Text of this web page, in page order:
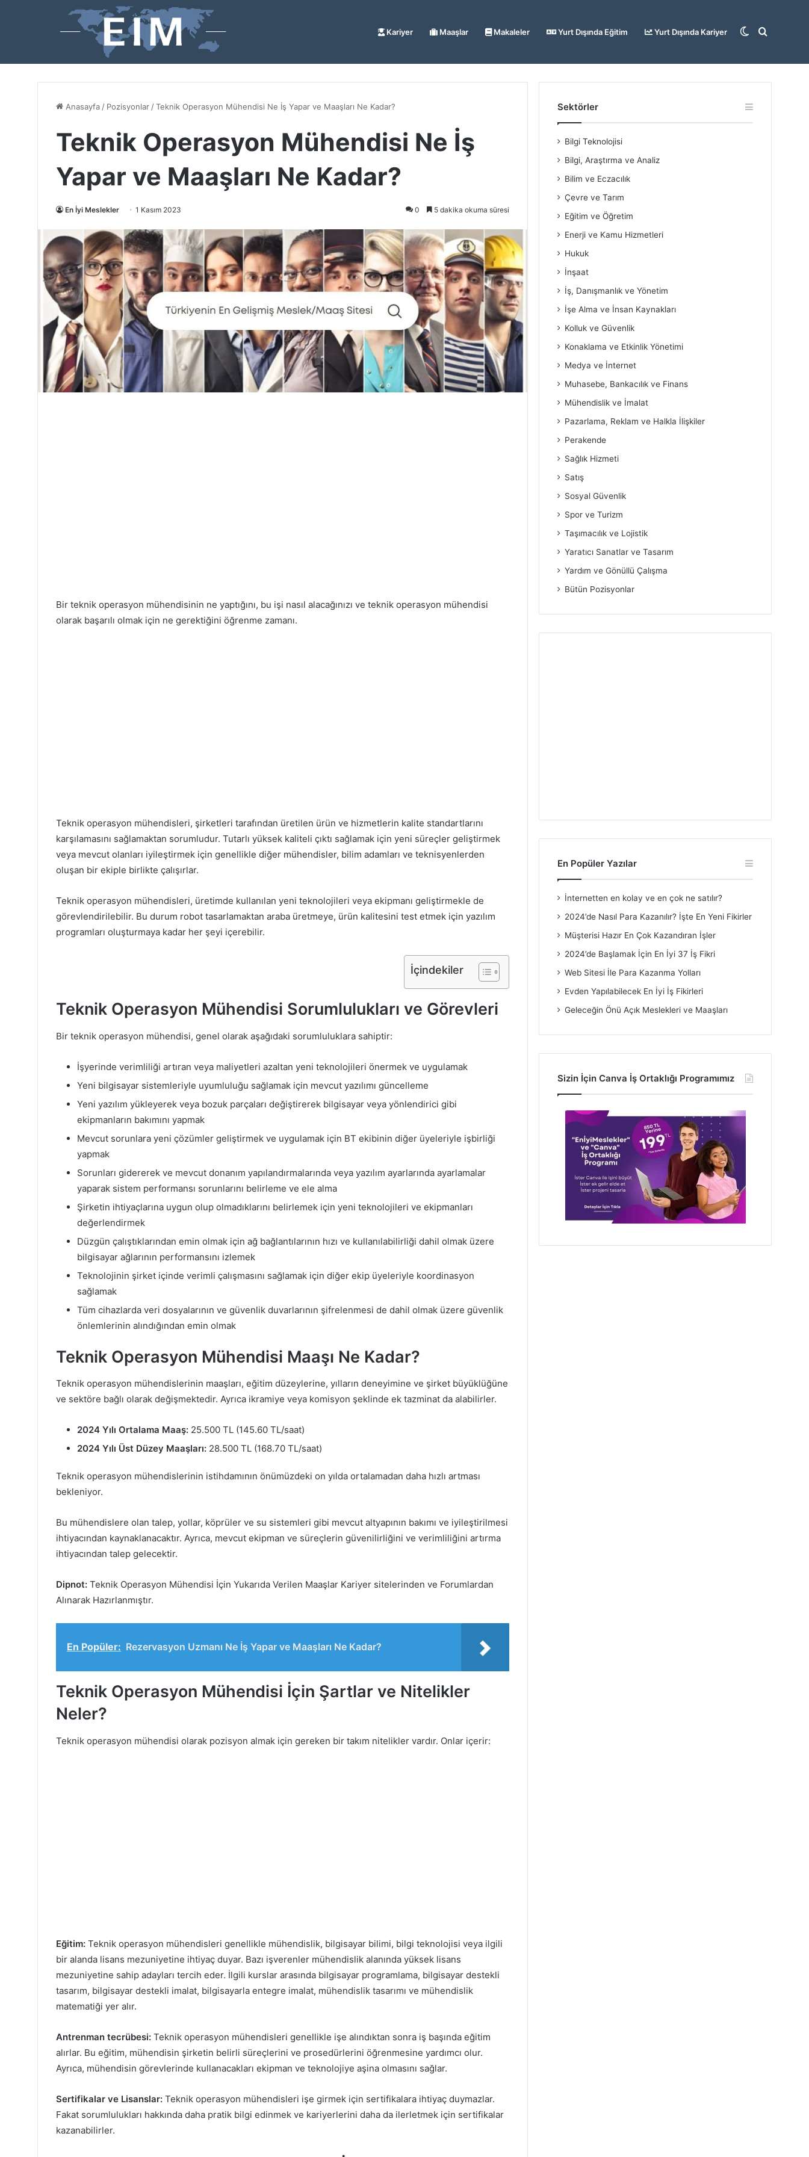
Kariyer Maaşlar Makaleler Yurt Dışında Eğitim Yurt Dışında Kariyer Arama
Dış
Anasayfa / Pozisyonlar /Teknik Operasyon Mühendisi Ne İş Yapar ve Maaşları Ne Kadar?
Teknik Operasyon Mühendisi Ne İş
Yapar ve Maaşları Ne Kadar?
En İyi Meslekler 1 Kasım 2023 0 5 dakika okuma süresi
Bir teknik operasyon mühendisinin ne yaptığını, bu işi nasıl alacağınızı ve teknik operasyon mühendisi
olarak başarılı olmak için ne gerektiğini öğrenme zamanı.
Teknik operasyon mühendisleri, şirketleri tarafından üretilen ürün ve hizmetlerin kalite standartlarını
karşılamasını sağlamaktan sorumludur. Tutarlı yüksek kaliteli çıktı sağlamak için yeni süreçler geliştirmek
veya mevcut olanları iyileştirmek için genellikle diğer mühendisler, bilim adamları ve teknisyenlerden
oluşan bir ekiple birlikte çalışırlar.
Teknik operasyon mühendisleri, üretimde kullanılan yeni teknolojileri veya ekipmanı geliştirmekle de
görevlendirilebilir. Bu durum robot tasarlamaktan araba üretmeye, ürün kalitesini test etmek için yazılım
programları oluşturmaya kadar her şeyi içerebilir.
İçindekiler
Teknik Operasyon Mühendisi Sorumlulukları ve Görevleri
Bir teknik operasyon mühendisi, genel olarak aşağıdaki sorumluluklara sahiptir:
İşyerinde verimliliği artıran veya maliyetleri azaltan yeni teknolojileri önermek ve uygulamak
Yeni bilgisayar sistemleriyle uyumluluğu sağlamak için mevcut yazılımı güncelleme
Yeni yazılım yükleyerek veya bozuk parçaları değiştirerek bilgisayar veya yönlendirici gibi
ekipmanların bakımını yapmak
Mevcut sorunlara yeni çözümler geliştirmek ve uygulamak için BT ekibinin diğer üyeleriyle işbirliği
yapmak
Sorunları gidererek ve mevcut donanım yapılandırmalarında veya yazılım ayarlarında ayarlamalar
yaparak sistem performansı sorunlarını belirleme ve ele alma
Şirketin ihtiyaçlarına uygun olup olmadıklarını belirlemek için yeni teknolojileri ve ekipmanları
değerlendirmek
Düzgün çalıştıklarından emin olmak için ağ bağlantılarının hızı ve kullanılabilirliği dahil olmak üzere
bilgisayar ağlarının performansını izlemek
Teknolojinin şirket içinde verimli çalışmasını sağlamak için diğer ekip üyeleriyle koordinasyon
sağlamak
Tüm cihazlarda veri dosyalarının ve güvenlik duvarlarının şifrelenmesi de dahil olmak üzere güvenlik
önlemlerinin alındığından emin olmak
Teknik Operasyon Mühendisi Maaşı Ne Kadar?
Teknik operasyon mühendislerinin maaşları, eğitim düzeylerine, yılların deneyimine ve şirket büyüklüğüne
ve sektöre bağlı olarak değişmektedir. Ayrıca ikramiye veya komisyon şeklinde ek tazminat da alabilirler.
2024 Yılı Ortalama Maaş: 25.500 TL (145.60 TL/saat)
2024 Yılı Üst Düzey Maaşları: 28.500 TL (168.70 TL/saat)
Teknik operasyon mühendislerinin istihdamının önümüzdeki on yılda ortalamadan daha hızlı artması
bekleniyor.
Bu mühendislere olan talep, yollar, köprüler ve su sistemleri gibi mevcut altyapının bakımı ve iyileştirilmesi
ihtiyacından kaynaklanacaktır. Ayrıca, mevcut ekipman ve süreçlerin güvenilirliğini ve verimliliğini artırma
ihtiyacından talep gelecektir.
Dipnot: Teknik Operasyon Mühendisi İçin Yukarıda Verilen Maaşlar Kariyer sitelerinden ve Forumlardan
Alınarak Hazırlanmıştır.
En Popüler: Rezervasyon Uzmanı Ne İş Yapar ve Maaşları Ne Kadar?
Teknik Operasyon Mühendisi İçin Şartlar ve Nitelikler
Neler?
Teknik operasyon mühendisi olarak pozisyon almak için gereken bir takım nitelikler vardır. Onlar içerir:
Eğitim: Teknik operasyon mühendisleri genellikle mühendislik, bilgisayar bilimi, bilgi teknolojisi veya ilgili
bir alanda lisans mezuniyetine ihtiyaç duyar. Bazı işverenler mühendislik alanında yüksek lisans
mezuniyetine sahip adayları tercih eder. İlgili kurslar arasında bilgisayar programlama, bilgisayar destekli
tasarım, bilgisayar destekli imalat, bilgisayarla entegre imalat, mühendislik tasarımı ve mühendislik
matematiği yer alır.
Antrenman tecrübesi: Teknik operasyon mühendisleri genellikle işe alındıktan sonra iş başında eğitim
alırlar. Bu eğitim, mühendisin şirketin belirli süreçlerini ve prosedürlerini öğrenmesine yardımcı olur.
Ayrıca, mühendisin görevlerinde kullanacakları ekipman ve teknolojiye aşina olmasını sağlar.
Sertifikalar ve Lisanslar: Teknik operasyon mühendisleri işe girmek için sertifikalara ihtiyaç duymazlar.
Fakat sorumlulukları hakkında daha pratik bilgi edinmek ve kariyerlerini daha da ilerletmek için sertifikalar
kazanabilirler.
Sektörler
Bilgi Teknolojisi
Bilgi, Araştırma ve Analiz
Bilim ve Eczacılık
Çevre ve Tarım
Eğitim ve Öğretim
Enerji ve Kamu Hizmetleri
Hukuk
İnşaat
İş, Danışmanlık ve Yönetim
İşe Alma ve İnsan Kaynakları
Kolluk ve Güvenlik
Konaklama ve Etkinlik Yönetimi
Medya ve İnternet
Muhasebe, Bankacılık ve Finans
Mühendislik ve İmalat
Pazarlama, Reklam ve Halkla İlişkiler
Perakende
Sağlık Hizmeti
Satış
Sosyal Güvenlik
Spor ve Turizm
Taşımacılık ve Lojistik
Yaratıcı Sanatlar ve Tasarım
Yardım ve Gönüllü Çalışma
Bütün Pozisyonlar
En Popüler Yazılar
İnternetten en kolay ve en çok ne satılır?
2024’de Nasıl Para Kazanılır? İşte En Yeni Fikirler
Müşterisi Hazır En Çok Kazandıran İşler
2024’de Başlamak İçin En İyi 37 İş Fikri
Web Sitesi İle Para Kazanma Yolları
Evden Yapılabilecek En İyi İş Fikirleri
Geleceğin Önü Açık Meslekleri ve Maaşları
Sizin İçin Canva İş Ortaklığı Programımız